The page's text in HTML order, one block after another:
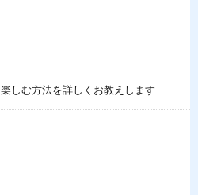
しむ方法を詳しくお教えします